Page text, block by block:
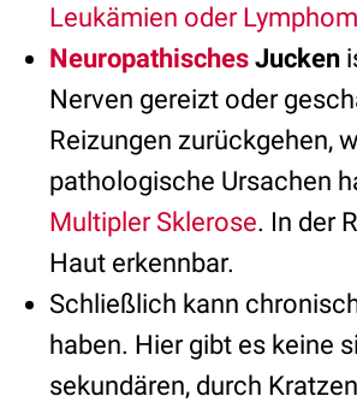
Leukämien oder
Neuropathisches Jucken
Nerven gereizt oder
Reizungen zurückgehen,
pathologische Ursachen
Multipler Sklerose. In der
Haut erkennbar.
Schließlich kann
haben. Hier gibt es keine
sekundären, durch